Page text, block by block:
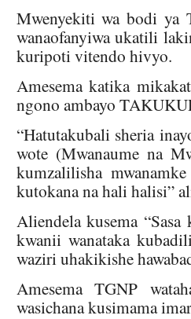
Mwenyekiti wa bodi ya
wanaofanyiwa ukatili
kuripoti vitendo hivyo.
Amesema katika
ngono ambayo
“Hatutakubali sheria
wote (Mwanaume na
kumzalilisha
kutokana na hali halisi”
Aliendela kusema
kwanii wanataka
waziri uhakikishe
Amesema TGNP
wasichana kusimama